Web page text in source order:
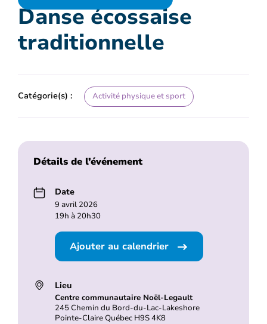
Danse écossaise
traditionnelle
Catégorie(s) : Activité physique et sport
Détails de l’événement
Date
9 avril 2026
19h à 20h30
Ajouter au calendrier
Lieu
Centre communautaire Noël-Legault
245 Chemin du Bord-du-Lac-Lakeshore
Pointe-Claire Québec H9S 4K8